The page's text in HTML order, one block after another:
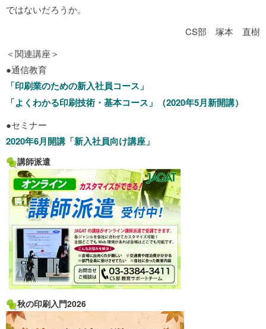
ではないだろうか。
CS部 塚本 直樹
＜関連講座＞
●通信教育
「印刷業のための新入社員コース」
「よくわかる印刷技術・基本コース」（2020年5月新開講）
●セミナー
2020年6月開講「新入社員向け講座」
講師派遣
秋の印刷入門2026